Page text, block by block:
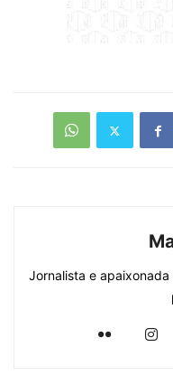
Jornalista e